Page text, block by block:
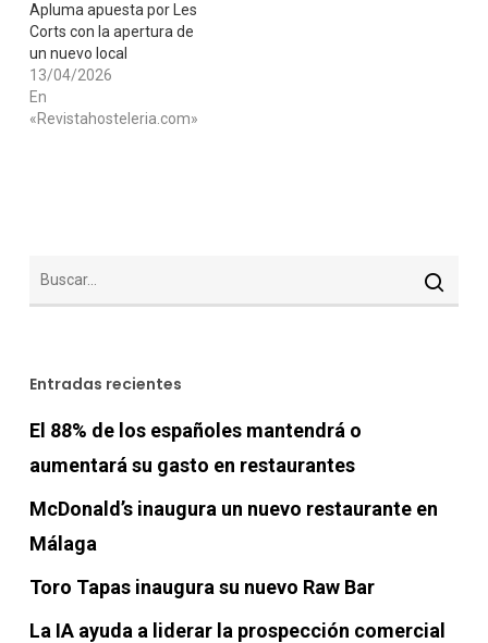
Apluma apuesta por Les
Corts con la apertura de
un nuevo local
13/04/2026
En
«Revistahosteleria.com»
Entradas recientes
El 88% de los españoles mantendrá o
aumentará su gasto en restaurantes
McDonald’s inaugura un nuevo restaurante en
Málaga
Toro Tapas inaugura su nuevo Raw Bar
La IA ayuda a liderar la prospección comercial